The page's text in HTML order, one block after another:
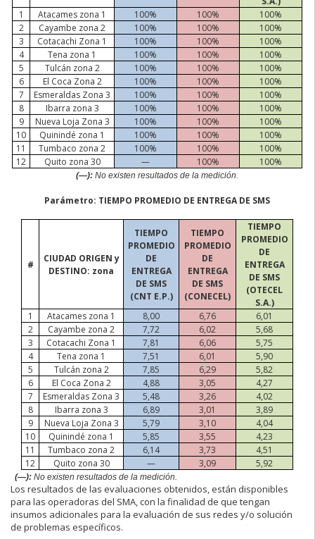
1
Atacames zona 1 100% 100%
100%
2
Cayambe zona 2 100% 100%
100%
3
Cotacachi Zona 1 100% 100%
100%
4
Tena zona 1 100% 100%
100%
5
Tulcán zona 2 100% 100%
100%
6
El Coca Zona 2 100% 100%
100%
7
Esmeraldas Zona 3 100% 100%
100%
8
Ibarra zona 3 100% 100%
100%
9
Nueva Loja Zona 3 100% 100%
100%
10
Quinindé zona 1 100% 100%
100%
11
Tumbaco zona 2 100% 100%
100%
12
Quito zona 30 — 100% 100%
(—): No existen resultados de la medición.
Parámetro: TIEMPO PROMEDIO DE ENTREGA DE SMS
#
CIUDAD ORIGEN y
DESTINO: zona
TIEMPO
PROMEDIO
DE
ENTREGA
DE SMS
(CNT E.P.)
TIEMPO
PROMEDIO
DE
ENTREGA
DE SMS
(CONECEL)
TIEMPO
PROMEDIO
DE
ENTREGA
DE SMS
(OTECEL
S.A.)
1
Atacames zona 1 8,00 6,76
6,01
2
Cayambe zona 2 7,72 6,02
5,68
3
Cotacachi Zona 1 7,81 6,06
5,75
4
Tena zona 1 7,51 6,01
5,90
5
Tulcán zona 2 7,85 6,29
5,82
6
El Coca Zona 2 4,88 3,05
4,27
7
Esmeraldas Zona 3 5,48 3,26
4,02
8
Ibarra zona 3 6,89 3,01
3,89
9
Nueva Loja Zona 3 5,79 3,10
4,04
10
Quinindé zona 1 5,85 3,55
4,23
11
Tumbaco zona 2 6,14 3,73
4,51
12
Quito zona 30 — 3,09 5,92
(—): No existen resultados de la medición.
Los resultados de las evaluaciones obtenidos, están disponibles
para las operadoras del SMA, con la finalidad de que tengan
insumos adicionales para la evaluación de sus redes y/o solución
de problemas específicos.